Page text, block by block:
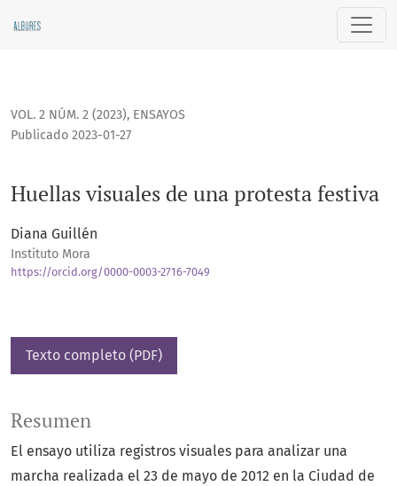
VOL. 2 NÚM. 2 (2023), ENSAYOS
Huellas visuales de una protesta festiva
Publicado 2023-01-27
Diana Guillén
Instituto Mora
https://orcid.org/0000-0003-2716-7049
Texto completo (PDF)
Resumen
El ensayo utiliza registros visuales para analizar una
marcha realizada el 23 de mayo de 2012 en la Ciudad de